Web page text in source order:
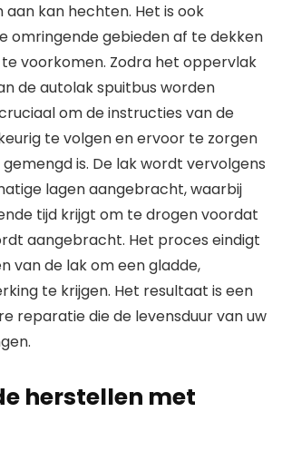
aan kan hechten. Het is ook
omringende gebieden af te dekken
voorkomen. Zodra het oppervlak
de autolak spuitbus worden
om de instructies van de
te volgen en ervoor te zorgen
is. De lak wordt vervolgens
lagen aangebracht, waarbij
tijd krijgt om te drogen voordat
aangebracht. Het proces eindigt
van de lak om een gladde,
te krijgen. Het resultaat is een
reparatie die de levensduur van uw
herstellen met